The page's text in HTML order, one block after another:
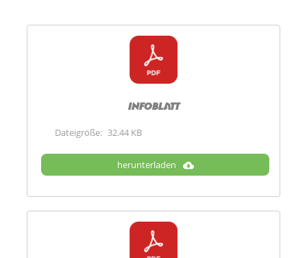
Infoblatt
Dateigröße: 32.44 KB
herunterladen